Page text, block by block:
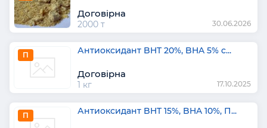
Договірна
2000 т 30.06.2026
П Антиоксидант BHT 20%, BHA 5% с...
Договірна
1 кг 17.10.2025
П Антиоксидант BHT 15%, BHA 10%, П...